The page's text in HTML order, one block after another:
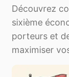
Découvrez
sixième
porteurs et
maximiser